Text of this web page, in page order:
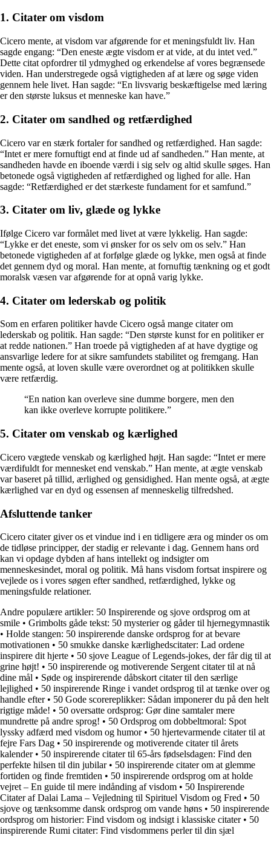
1. Citater om visdom
Cicero mente, at visdom var afgørende for et meningsfuldt liv. Han
sagde engang: “Den eneste ægte visdom er at vide, at du intet ved.”
Dette citat opfordrer til ydmyghed og erkendelse af vores begrænsede
viden. Han understregede også vigtigheden af at lære og søge viden
gennem hele livet. Han sagde: “En livsvarig beskæftigelse med læring
er den største luksus et menneske kan have.”
2. Citater om sandhed og retfærdighed
Cicero var en stærk fortaler for sandhed og retfærdighed. Han sagde:
“Intet er mere fornuftigt end at finde ud af sandheden.” Han mente, at
sandheden havde en iboende værdi i sig selv og altid skulle søges. Han
betonede også vigtigheden af retfærdighed og lighed for alle. Han
sagde: “Retfærdighed er det stærkeste fundament for et samfund.”
3. Citater om liv, glæde og lykke
Ifølge Cicero var formålet med livet at være lykkelig. Han sagde:
“Lykke er det eneste, som vi ønsker for os selv om os selv.” Han
betonede vigtigheden af at forfølge glæde og lykke, men også at finde
det gennem dyd og moral. Han mente, at fornuftig tænkning og et godt
moralsk væsen var afgørende for at opnå varig lykke.
4. Citater om lederskab og politik
Som en erfaren politiker havde Cicero også mange citater om
lederskab og politik. Han sagde: “Den største kunst for en politiker er
at redde nationen.” Han troede på vigtigheden af at have dygtige og
ansvarlige ledere for at sikre samfundets stabilitet og fremgang. Han
mente også, at loven skulle være overordnet og at politikken skulle
være retfærdig.
“En nation kan overleve sine dumme borgere, men den
kan ikke overleve korrupte politikere.”
5. Citater om venskab og kærlighed
Cicero vægtede venskab og kærlighed højt. Han sagde: “Intet er mere
værdifuldt for mennesket end venskab.” Han mente, at ægte venskab
var baseret på tillid, ærlighed og gensidighed. Han mente også, at ægte
kærlighed var en dyd og essensen af menneskelig tilfredshed.
Afsluttende tanker
Cicero citater giver os et vindue ind i en tidligere æra og minder os om
de tidløse principper, der stadig er relevante i dag. Gennem hans ord
kan vi opdage dybden af hans intellekt og indsigter om
menneskesindet, moral og politik. Må hans visdom fortsat inspirere og
vejlede os i vores søgen efter sandhed, retfærdighed, lykke og
meningsfulde relationer.
Andre populære artikler: 50 Inspirerende og sjove ordsprog om at
smile • Grimbolts gåde tekst: 50 mysterier og gåder til hjernegymnastik
• Holde stangen: 50 inspirerende danske ordsprog for at bevare
motivationen • 50 smukke danske kærlighedscitater: Lad ordene
inspirere dit hjerte • 50 sjove League of Legends-jokes, der får dig til at
grine højt! • 50 inspirerende og motiverende Sergent citater til at nå
dine mål • Søde og inspirerende dåbskort citater til den særlige
lejlighed • 50 inspirerende Ringe i vandet ordsprog til at tænke over og
handle efter• 50 Gode scorereplikker: Sådan imponerer du på den helt
rigtige måde! • 50 oversatte ordsprog: Gør dine samtaler mere
mundrette på andre sprog! • 50 Ordsprog om dobbeltmoral: Spot
lyssky adfærd med visdom og humor• 50 hjertevarmende citater til at
fejre Fars Dag • 50 inspirerende og motiverende citater til årets
kalender• 50 inspirerende citater til 65-års fødselsdagen: Find den
perfekte hilsen til din jubilar• 50 inspirerende citater om at glemme
fortiden og finde fremtiden • 50 inspirerende ordsprog om at holde
vejret – En guide til mere indånding af visdom • 50 Inspirerende
Citater af Dalai Lama – Vejledning til Spirituel Visdom og Fred • 50
sjove og tænksomme dansk ordsprog om vande høns • 50 inspirerende
ordsprog om historier: Find visdom og indsigt i klassiske citater• 50
inspirerende Rumi citater: Find visdommens perler til din sjæl